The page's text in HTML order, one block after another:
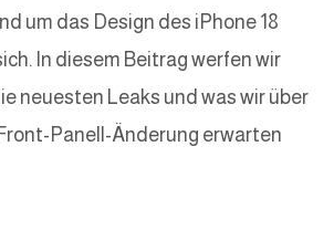
um das Design des iPhone 18
In diesem Beitrag werfen wir
neuesten Leaks und was wir über
Panell-Änderung erwarten